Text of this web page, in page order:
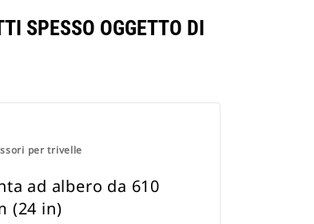
SPESSO OGGETTO DI
per trivelle
ad albero da 610
(24 in)